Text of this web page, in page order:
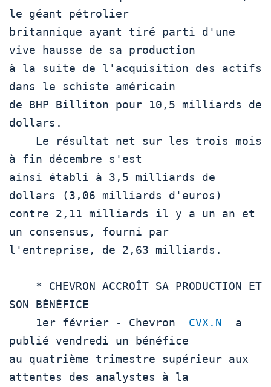
le géant pétrolier
britannique ayant tiré parti d'une
vive hausse de sa production
à la suite de l'acquisition des actifs
dans le schiste américain
de BHP Billiton pour 10,5 milliards de
dollars.
à fin décembre s'est
ainsi établi à 3,5 milliards de
dollars (3,06 milliards d'euros)
contre 2,11 milliards il y a un an et
un consensus, fourni par
l'entreprise, de 2,63 milliards.
SON BÉNÉFICE
    1er février - Chevron
CVX.N
  a
publié vendredi un bénéfice
au quatrième trimestre supérieur aux
attentes des analystes à la